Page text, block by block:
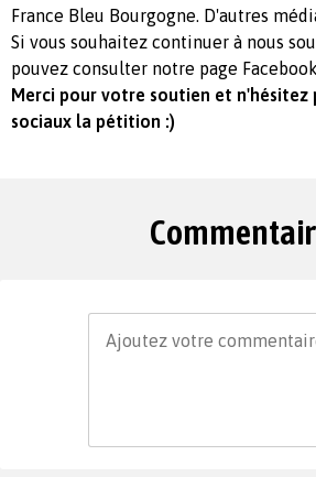
France Bleu Bourgogne. D'autres
Si vous souhaitez continuer à nous
pouvez consulter notre page
Merci pour votre soutien et n'hésitez
sociaux la pétition :)